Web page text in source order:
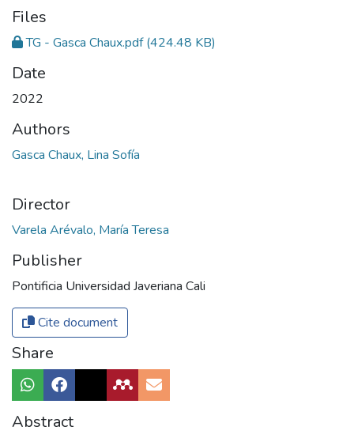
Files
TG - Gasca Chaux.pdf(424.48 KB)
Date
2022
Authors
Gasca Chaux, Lina Sofía
Director
Varela Arévalo, María Teresa
Publisher
Pontificia Universidad Javeriana Cali
Cite document
Share
Abstract